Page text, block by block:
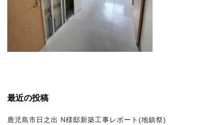
最近の投稿
鹿児島市日之出 N様邸新築工事レポート(地鎮祭)